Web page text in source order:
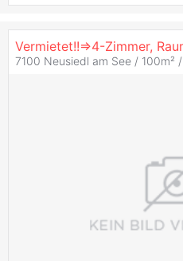
7100 Neusiedl am See / 100m² /